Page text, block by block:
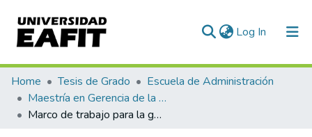
Log In (current)
Communities & Collections
All of DSpace
Home Tesis de Grado
Escuela de Administración
Maestría en Gerencia de la Innovación y el Conocimiento (tesis)
Marco de trabajo para la generación de innovación social en comunidades vulnerables en proceso de apropiación digital en América Latina